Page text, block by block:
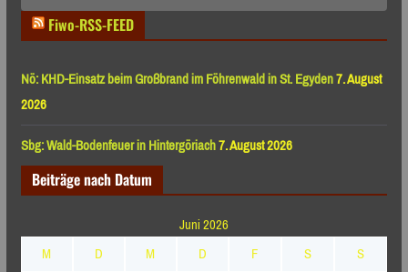
Fiwo-RSS-FEED
Nö: KHD-Einsatz beim Großbrand im Föhrenwald in St. Egyden7. August
2026
Sbg: Wald-Bodenfeuer in Hintergöriach7. August 2026
Beiträge nach Datum
Juni 2026
M
D M D F S
S